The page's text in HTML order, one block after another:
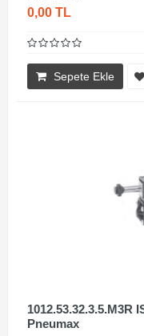
0,00 TL
Sepete Ekle
1012.53.32.3.5.M3R
Pneumax